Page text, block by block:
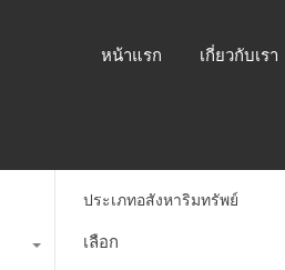
หน้าแรก เกี่ยวกับเรา
ประเภทอสังหาริมทรัพย์
เลือก